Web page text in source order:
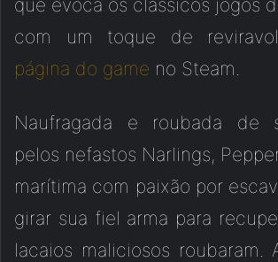
que evoca os clássicos jogos
com um toque de
página do game no Steam.
Naufragada e roubada de
pelos nefastos Narlings,
marítima com paixão por
girar sua fiel arma para
lacaios maliciosos roubaram.